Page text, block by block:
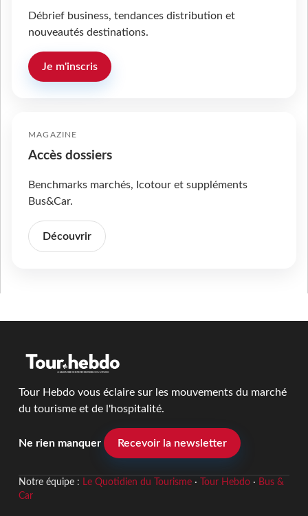
Débrief business, tendances distribution et
nouveautés destinations.
Je m'inscris
MAGAZINE
Accès dossiers
Benchmarks marchés, Icotour et suppléments
Bus&Car.
Découvrir
Tour Hebdo vous éclaire sur les mouvements du marché
du tourisme et de l'hospitalité.
Ne rien manquer Recevoir la newsletter
Notre équipe : Le Quotidien du Tourisme· Tour Hebdo· Bus &
Car